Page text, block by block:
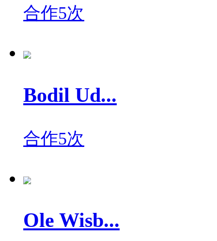
合作5次
Bodil Ud...
合作5次
Ole Wisb...